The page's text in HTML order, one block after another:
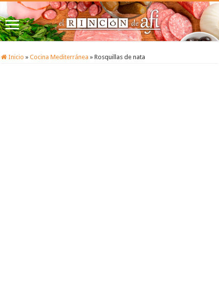
Inicio » Cocina Mediterránea » Rosquillas de nata